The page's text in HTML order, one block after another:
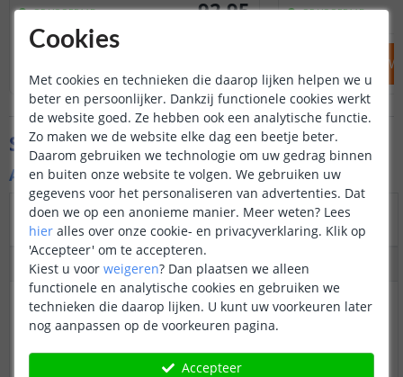
OP VOORRAAD 92,95 OP VOORRAAD
IN
Specificaties
Algemene kenmerken
Specificatie
Warm
wit
Helder
wit
Dual
white
RGBW
Dimbaar ja Ja Ja
3M
plakstrip
over de
gehele
ja Ja Ja Ja
Cookies
Met cookies en technieken die daarop lijken helpen we u
beter en persoonlijker. Dankzij functionele cookies werkt
de website goed. Ze hebben ook een analytische functie.
Zo maken we de website elke dag een beetje beter.
Daarom gebruiken we technologie om uw gedrag binnen
en buiten onze website te volgen. We gebruiken uw
gegevens voor het personaliseren van advertenties. Dat
doen we op een anonieme manier. Meer weten? Lees
hier alles over onze cookie- en privacyverklaring. Klik op
'Accepteer' om te accepteren.
Kiest u voor weigeren? Dan plaatsen we alleen
functionele en analytische cookies en gebruiken we
technieken die daarop lijken. U kunt uw voorkeuren later
nog aanpassen op de voorkeuren pagina.
Accepteer